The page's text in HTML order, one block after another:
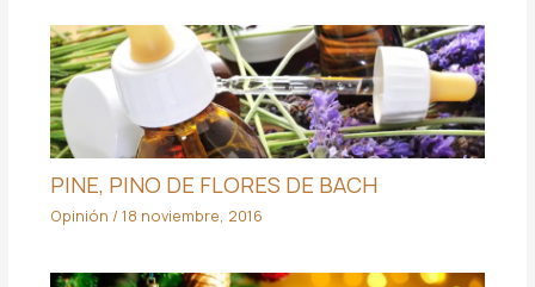
PINE, PINO DE FLORES DE BACH
Opinión / 18 noviembre, 2016